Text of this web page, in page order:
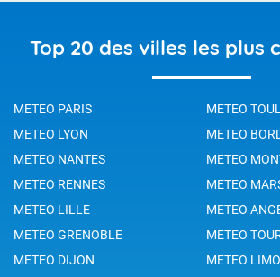
Top 20 des villes les plus
METEO PARIS
METEO
METEO LYON
METEO
METEO NANTES
METEO
METEO RENNES
METEO
METEO LILLE
METEO
METEO GRENOBLE
METEO
METEO DIJON
METEO